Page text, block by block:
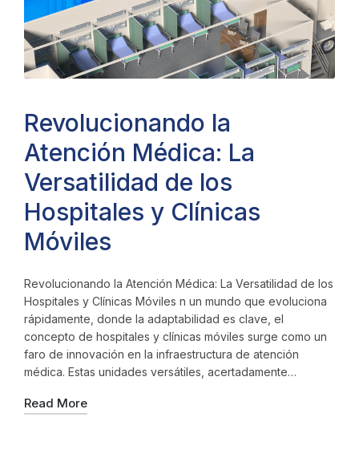
Revolucionando la
Atención Médica: La
Versatilidad de los
Hospitales y Clínicas
Móviles
Revolucionando la Atención Médica: La Versatilidad de los
Hospitales y Clínicas Móviles n un mundo que evoluciona
rápidamente, donde la adaptabilidad es clave, el
concepto de hospitales y clínicas móviles surge como un
faro de innovación en la infraestructura de atención
médica. Estas unidades versátiles, acertadamente…
Read More